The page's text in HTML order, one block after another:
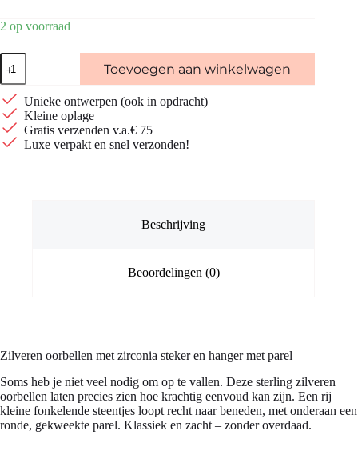
2 op voorraad
Zilveren
oorbellen
met
4
zirconia's
en
parel
Toevoegen aan winkelwagen
Unieke ontwerpen (ook in opdracht)
Kleine oplage
Gratis verzenden v.a.€ 75
Luxe verpakt en snel verzonden!
Beschrijving
Beoordelingen (0)
Zilveren oorbellen met zirconia steker en hanger met parel
Soms heb je niet veel nodig om op te vallen. Deze sterling zilveren
oorbellen laten precies zien hoe krachtig eenvoud kan zijn. Een rij
kleine fonkelende steentjes loopt recht naar beneden, met onderaan een
ronde, gekweekte parel. Klassiek en zacht – zonder overdaad.